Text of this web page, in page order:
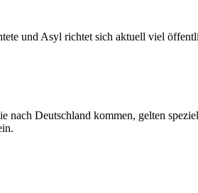
und Asyl richtet sich aktuell viel
nach Deutschland kommen, gelten